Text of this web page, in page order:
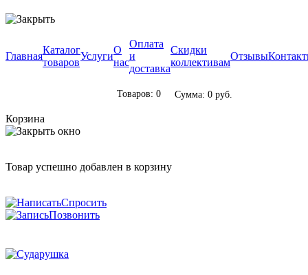
Главная
Каталог
товаров
Услуги
О
нас
Оплата
и
доставка
Скидки
коллективам
Отзывы
Товаров: 0 Сумма: 0 руб.
Корзина
Товар успешно добавлен в корзину
Спросить
Позвонить